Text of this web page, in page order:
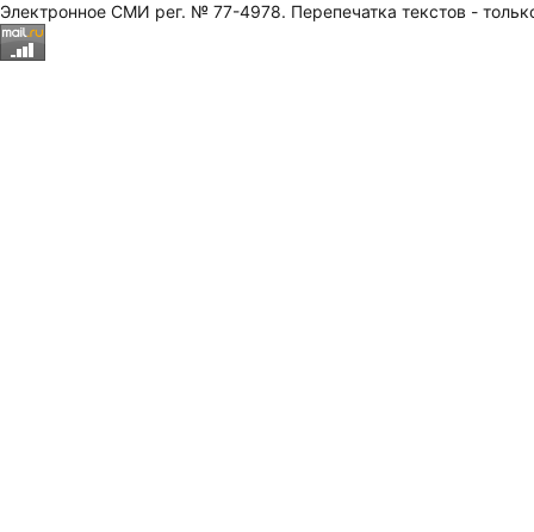
Электронное СМИ рег. № 77-4978. Перепечатка текстов -